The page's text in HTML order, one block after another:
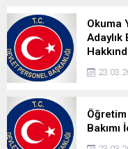
Okuma
Adaylık